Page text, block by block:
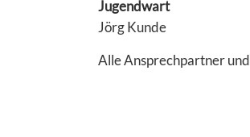
Jugendwart
Jörg Kunde
Alle Ansprechpartner